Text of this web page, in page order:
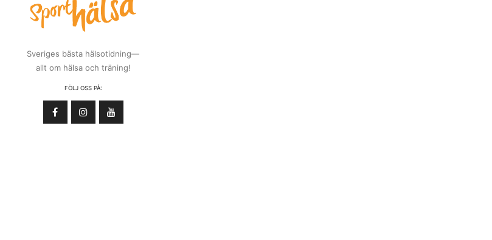
Sveriges bästa hälsotidning—
allt om hälsa och träning!
FÖLJ OSS PÅ: